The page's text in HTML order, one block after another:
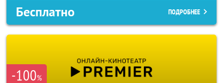
Бесплатно ПОДРОБНЕЕ
-100%